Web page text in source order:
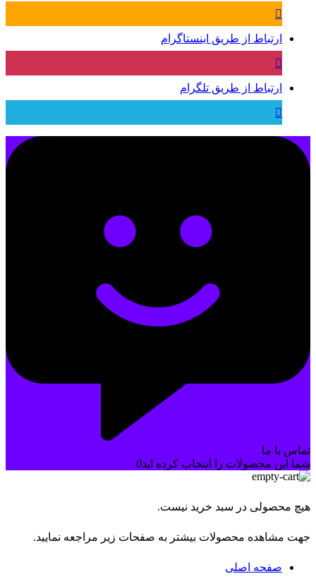
ارتباط از طریق اینستاگرام
ارتباط از طریق تلگرام
تماس با ما
شما این محصولات را انتخاب کرده اید0
هیچ محصولی در سبد خرید نیست.
جهت مشاهده محصولات بیشتر به صفحات زیر مراجعه نمایید.
صفحه اصلی